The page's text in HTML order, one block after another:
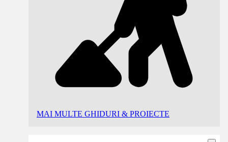
MAI MULTE GHIDURI & PROIECTE